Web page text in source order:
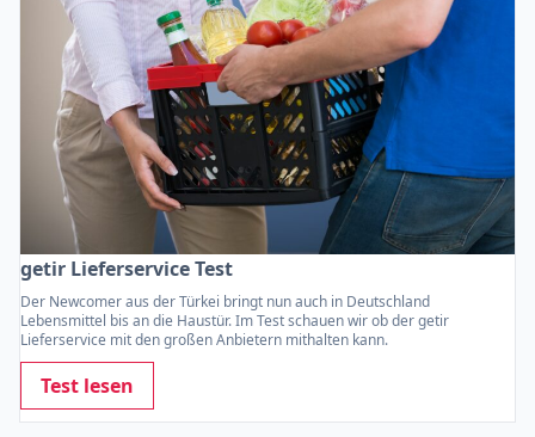
getir Lieferservice Test
Der Newcomer aus der Türkei bringt nun auch in Deutschland
Lebensmittel bis an die Haustür. Im Test schauen wir ob der getir
Lieferservice mit den großen Anbietern mithalten kann.
Test lesen